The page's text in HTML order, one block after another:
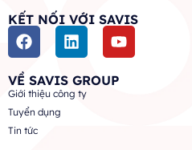
KẾT NỐI VỚI SAVIS
VỀ SAVIS GROUP
Giới thiệu công ty
Tuyển dụng
Tin tức